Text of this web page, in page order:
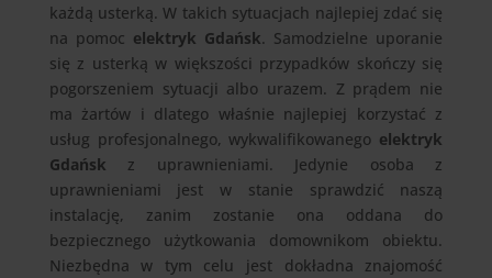
każdą usterką. W takich sytuacjach najlepiej zdać się
na pomoc elektryk Gdańsk. Samodzielne uporanie
się z usterką w większości przypadków skończy się
pogorszeniem sytuacji albo urazem. Z prądem nie
ma żartów i dlatego właśnie najlepiej korzystać z
usług profesjonalnego, wykwalifikowanego elektryk
Gdańsk z uprawnieniami. Jedynie osoba z
uprawnieniami jest w stanie sprawdzić naszą
instalację, zanim zostanie ona oddana do
bezpiecznego użytkowania domownikom obiektu.
Niezbędna w tym celu jest dokładna znajomość